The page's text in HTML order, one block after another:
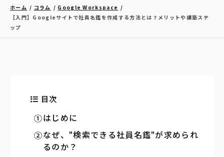
ホーム コラム
Google Workspace
【入門】Googleサイトで社員名鑑を作成する方法とは？メリットや構築ステ
ップ
目次
はじめに
なぜ、"検索できる社員名鑑"が求められ
るのか？